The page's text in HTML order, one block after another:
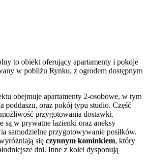
to obiekt oferujący apartamenty i pokoje
w pobliżu Rynku, z ogrodem dostępnym
obejmuje apartamenty 2-osobowe, w tym
poddaszu, oraz pokój typu studio. Część
przygotowania dostawki.
są w prywatne łazienki oraz aneksy
samodzielne przygotowywanie posiłków.
się czynnym kominkiem, który
dni. Inne z kolei dysponują
ogrzewaną werandą, stanowiącą dodatkową